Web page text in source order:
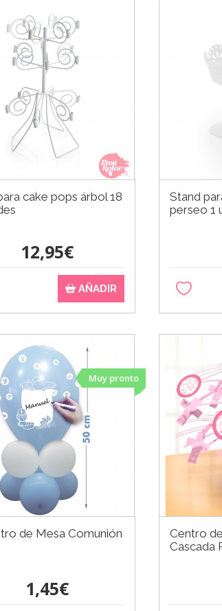
cake pops árbol 18
12,95€
AÑADIR
Stand
perseo 1
Muy pronto
de Mesa Comunión
1,45€
Centro
Cascada